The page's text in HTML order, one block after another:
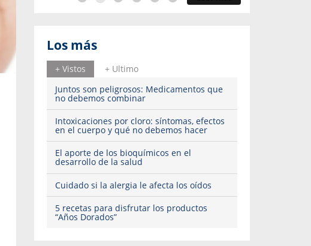
Los más
+ Vistos
+ Ultimo
Juntos son peligrosos: Medicamentos que
no debemos combinar
Intoxicaciones por cloro: síntomas, efectos
en el cuerpo y qué no debemos hacer
El aporte de los bioquímicos en el
desarrollo de la salud
Cuidado si la alergia le afecta los oídos
5 recetas para disfrutar los productos
“Años Dorados”